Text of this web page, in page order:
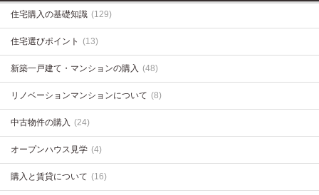
住宅購入の基礎知識 (129)
住宅選びポイント (13)
新築一戸建て・マンションの購入 (48)
リノベーションマンションについて (8)
中古物件の購入 (24)
オープンハウス見学 (4)
購入と賃貸について (16)